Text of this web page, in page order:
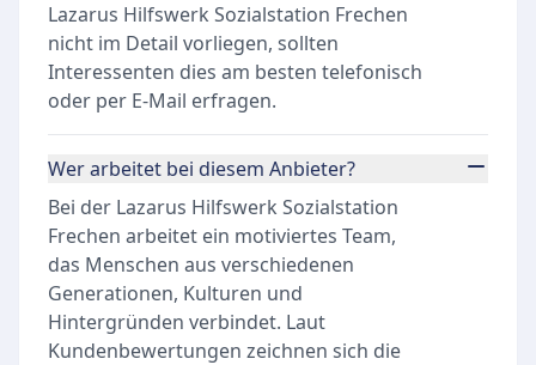
Lazarus Hilfswerk Sozialstation Frechen
nicht im Detail vorliegen, sollten
Interessenten dies am besten telefonisch
oder per E-Mail erfragen.
Wer arbeitet bei diesem Anbieter?
Bei der Lazarus Hilfswerk Sozialstation
Frechen arbeitet ein motiviertes Team,
das Menschen aus verschiedenen
Generationen, Kulturen und
Hintergründen verbindet. Laut
Kundenbewertungen zeichnen sich die